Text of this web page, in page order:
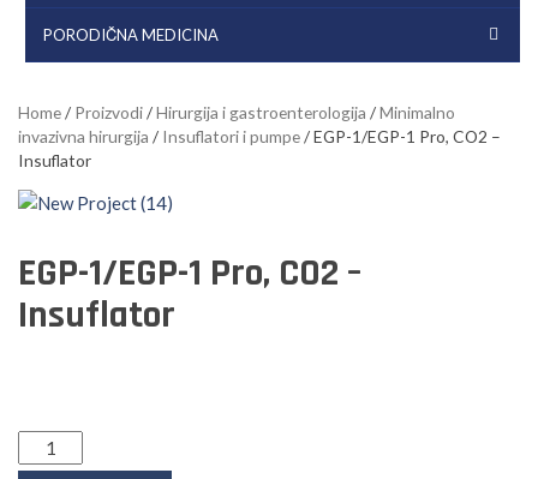
PORODIČNA MEDICINA
Home/ Proizvodi/Hirurgija i gastroenterologija /Minimalno
invazivna hirurgija / Insuflatori i pumpe/ EGP-1/EGP-1 Pro, CO2 –
Insuflator
EGP-1/EGP-1 Pro, CO2 –
Insuflator